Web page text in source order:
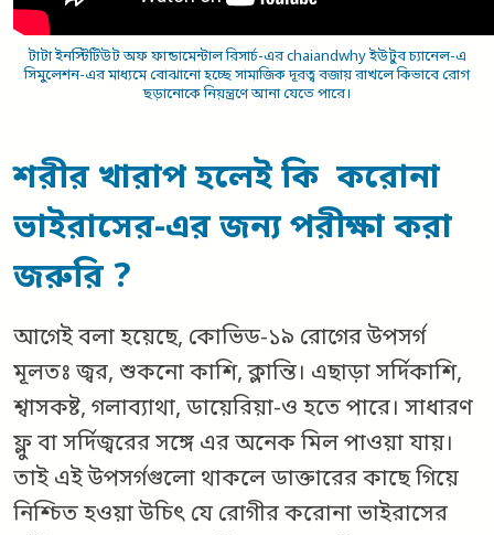
টাটা ইনস্টিটিউট অফ ফান্ডামেন্টাল রিসার্চ-এর chaiandwhy ইউটুব চ্যানেল-এ
সিমুলেশন-এর মাধ্যমে বোঝানো হচ্ছে সামাজিক দূরত্ব বজায় রাখলে কিভাবে রোগ
ছড়ানোকে নিয়ন্ত্রণে আনা যেতে পারে।
শরীর খারাপ হলেই কি করোনা
ভাইরাসের-এর জন্য পরীক্ষা করা
জরুরি ?
আগেই বলা হয়েছে, কোভিড-১৯ রোগের উপসর্গ
মূলতঃ জ্বর, শুকনো কাশি, ক্লান্তি। এছাড়া সর্দিকাশি,
শ্বাসকষ্ট, গলাব্যাথা, ডায়েরিয়া-ও হতে পারে। সাধারণ
ফ্লু বা সর্দিজ্বরের সঙ্গে এর অনেক মিল পাওয়া যায়।
তাই এই উপসর্গগুলো থাকলে ডাক্তারের কাছে গিয়ে
নিশ্চিত হওয়া উচিৎ যে রোগীর করোনা ভাইরাসের